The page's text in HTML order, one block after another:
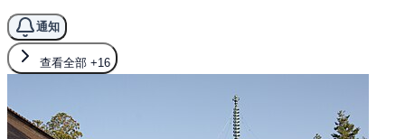
通知
查看全部 +16